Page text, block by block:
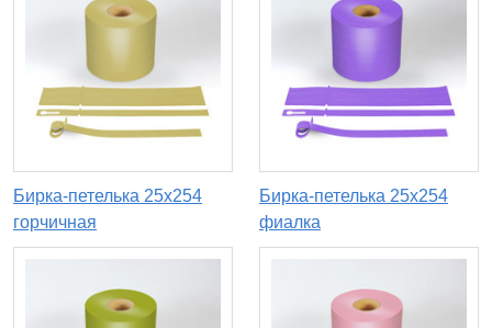
Бирка-петелька 25х254
горчичная
Бирка-петелька 25х254
фиалка